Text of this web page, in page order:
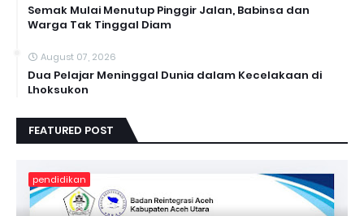
Semak Mulai Menutup Pinggir Jalan, Babinsa dan
Warga Tak Tinggal Diam
August 07, 2026
Dua Pelajar Meninggal Dunia dalam Kecelakaan di
Lhoksukon
FEATURED POST
pendidikan